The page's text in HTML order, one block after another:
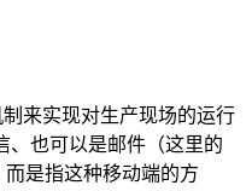
制来实现对生产现场的运行
、也可以是邮件（这里的
而是指这种移动端的方